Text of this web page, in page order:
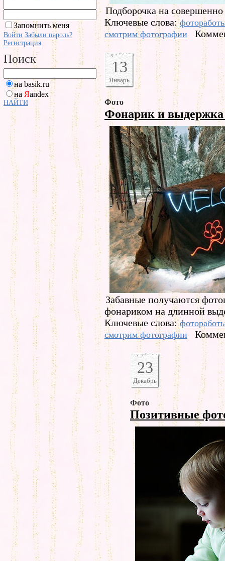
Запомнить меня
Войти Забыли пароль?
Регистрация
Поиск
на basik.ru
на Яandex
НАЙТИ
Подборочка на
Ключевые слова:
смотрим фотографии
13
Январь
Фото
Фонарик и
Забавные получаются
фонариком на длинной
Ключевые слова:
смотрим фотографии
23
Декабрь
Фото
Позитивные